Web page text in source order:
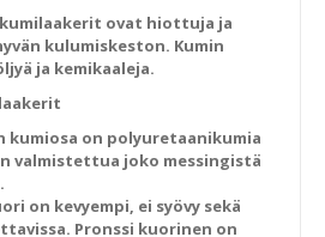
ovat hiottuja ja
kulumiskeston. Kumin
ja kemikaaleja.
kumiosa on polyuretaanikumia
valmistettua joko messingistä
on kevyempi, ei syövy sekä
Pronssi kuorinen on